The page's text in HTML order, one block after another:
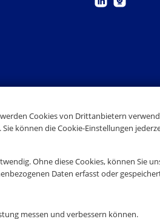
Cookies von Drittanbietern
können die Cookie-Einstellungen
Ohne diese Cookies, können Sie
Daten erfasst oder
messen und verbessern können.